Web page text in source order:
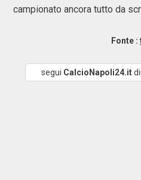
campionato ancora tutto da
Fonte :
segui CalcioNapoli24.it